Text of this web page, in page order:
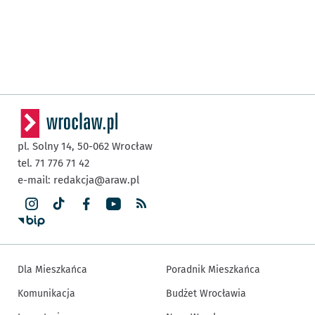
pl. Solny 14, 50-062 Wrocław
tel. 71 776 71 42
e-mail: redakcja@araw.pl
Dla Mieszkańca
Komunikacja
Poradnik Mieszkańca
Budżet Wrocławia